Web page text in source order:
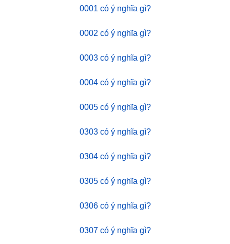
0001 có ý nghĩa gì?
0002 có ý nghĩa gì?
0003 có ý nghĩa gì?
0004 có ý nghĩa gì?
0005 có ý nghĩa gì?
0303 có ý nghĩa gì?
0304 có ý nghĩa gì?
0305 có ý nghĩa gì?
0306 có ý nghĩa gì?
0307 có ý nghĩa gì?